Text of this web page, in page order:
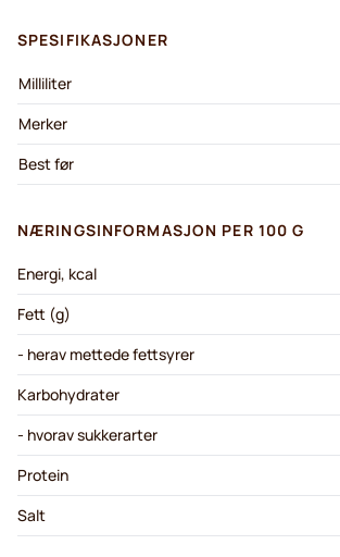
SPESIFIKASJONER
Milliliter
Merker
Best før
NÆRINGSINFORMASJON PER 100 G
Energi, kcal
Fett (g)
- herav mettede fettsyrer
Karbohydrater
- hvorav sukkerarter
Protein
Salt